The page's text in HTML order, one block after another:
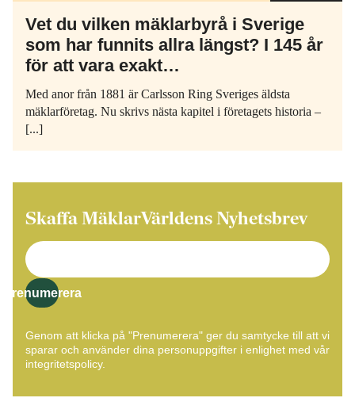
Vet du vilken mäklarbyrå i Sverige
som har funnits allra längst? I 145 år
för att vara exakt…
Med anor från 1881 är Carlsson Ring Sveriges äldsta
mäklarföretag. Nu skrivs nästa kapitel i företagets historia –
[...]
Skaffa MäklarVärldens Nyhetsbrev
Prenumerera
Genom att klicka på "Prenumerera" ger du samtycke till att vi
sparar och använder dina personuppgifter i enlighet med vår
integritetspolicy.